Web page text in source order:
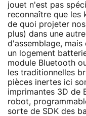
jouet n'est pas
reconnaître que les
de quoi projeter
plus) dans une
d'assemblage,
un logement
module Bluetooth
les traditionnelles
pièces inertes ici
imprimantes 3D de
robot,
sorte de SDK des